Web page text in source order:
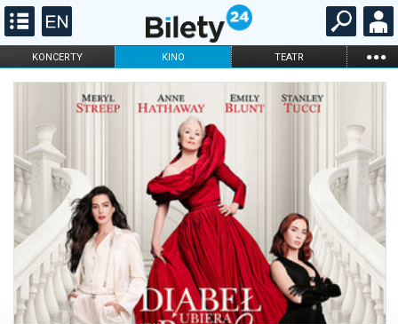
KONCERTY KINO TEATR ...
FILHARMONIA OPERA I BALET
DLA DZIECI
ONLINE KARNETY